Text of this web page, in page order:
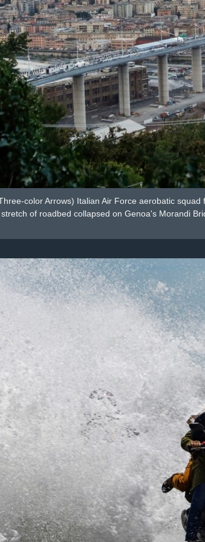
color Arrows) Italian Air Force aerobatic
of roadbed collapsed on Genoa's Morandi